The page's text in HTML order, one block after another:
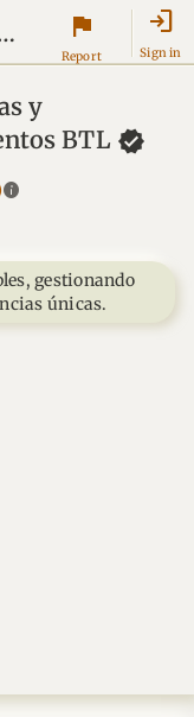
Coordinador de Eventos BTL flag
Report
login
Sign in
y
BTL
info
gestionando
únicas.